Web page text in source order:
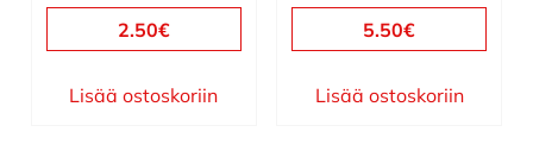
2.50€
Lisää ostoskoriin
5.50€
Lisää ostoskoriin